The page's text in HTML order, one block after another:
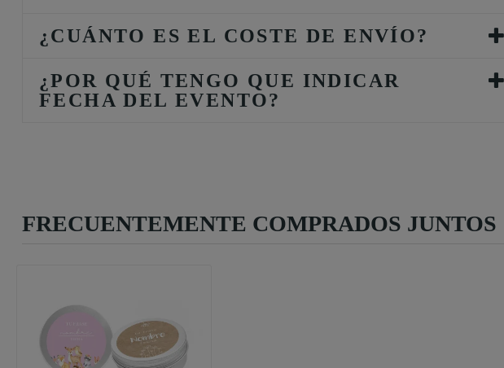
¿CUÁNTO ES EL COSTE DE ENVÍO?
¿POR QUÉ TENGO QUE INDICAR
FECHA DEL EVENTO?
FRECUENTEMENTE COMPRADOS JUNTOS